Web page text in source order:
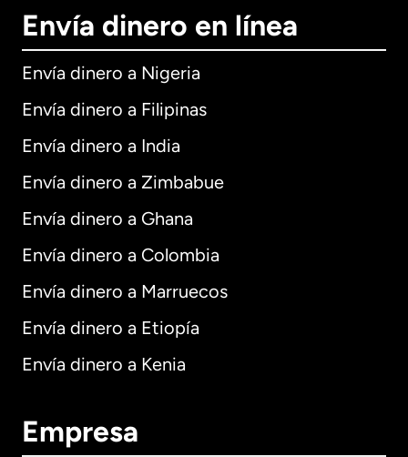
Envía dinero en línea
Envía dinero a Nigeria
Envía dinero a Filipinas
Envía dinero a India
Envía dinero a Zimbabue
Envía dinero a Ghana
Envía dinero a Colombia
Envía dinero a Marruecos
Envía dinero a Etiopía
Envía dinero a Kenia
Empresa